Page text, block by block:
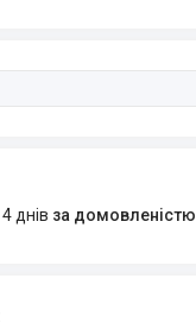
днів за домовленістю